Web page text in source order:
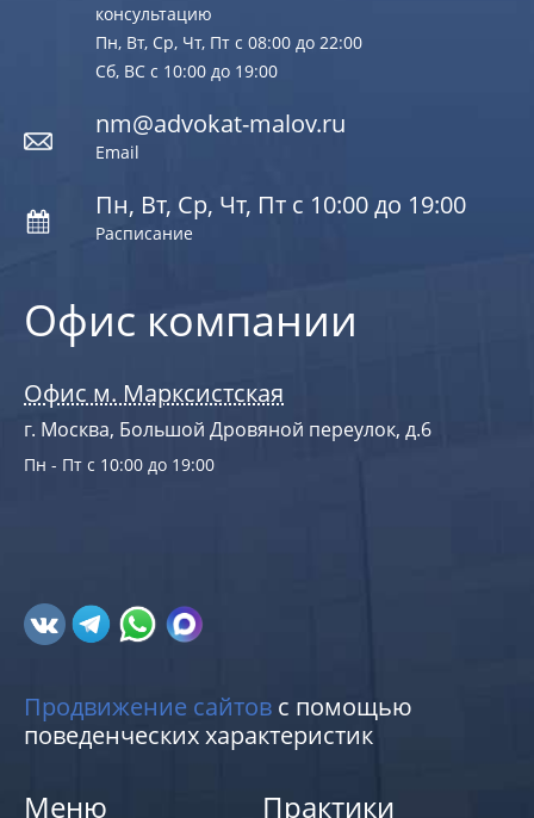
Офис компании
Офис м. Марксистская
г. Москва, Большой Дровяной переулок, д.6
Пн - Пт с 10:00 до 19:00
консультацию
Пн, Вт, Ср, Чт, Пт с 08:00 до 22:00
Сб, ВС с 10:00 до 19:00
nm@advokat-malov.ru
Email
Пн, Вт, Ср, Чт, Пт с 10:00 до 19:00
Расписание
Продвижение сайтов с помощью
поведенческих характеристик
Меню Практики